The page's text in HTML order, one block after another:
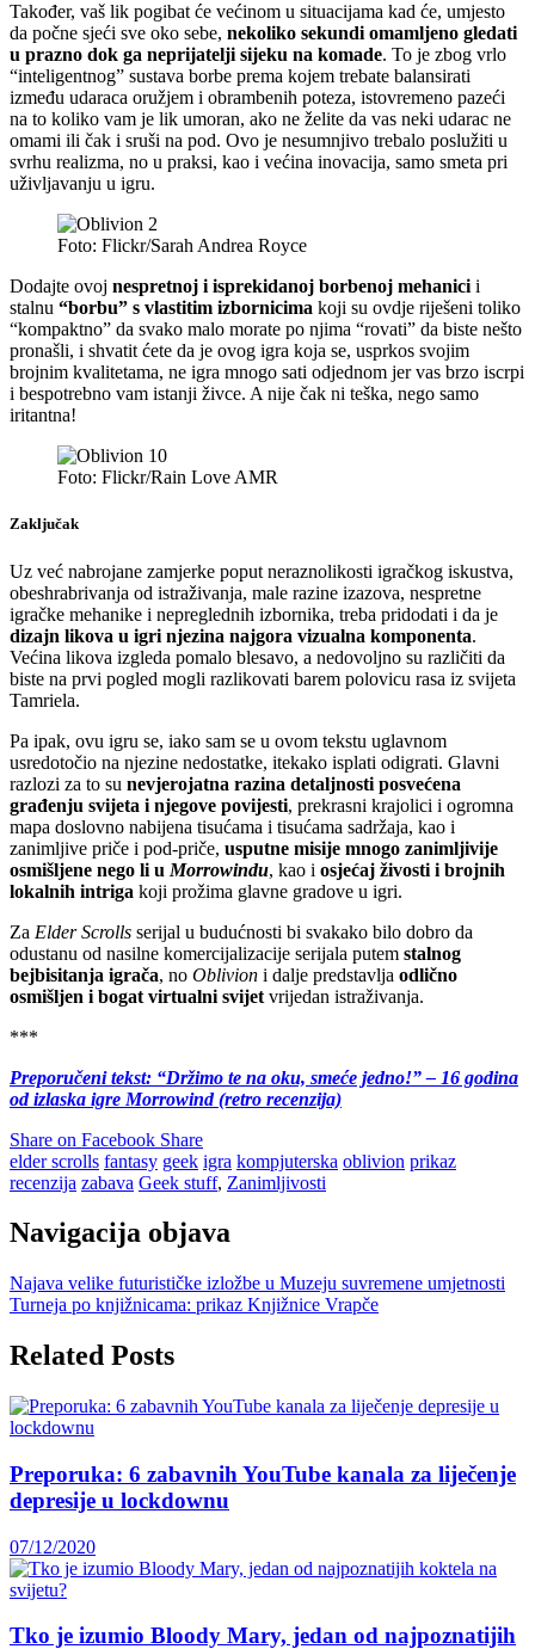
Također, vaš lik pogibat će većinom u situacijama kad će, umjesto
da počne sjeći sve oko sebe, nekoliko sekundi omamljeno gledati
u prazno dok ga neprijatelji sijeku na komade. To je zbog vrlo
“inteligentnog” sustava borbe prema kojem trebate balansirati
između udaraca oružjem i obrambenih poteza, istovremeno pazeći
na to koliko vam je lik umoran, ako ne želite da vas neki udarac ne
omami ili čak i sruši na pod. Ovo je nesumnjivo trebalo poslužiti u
svrhu realizma, no u praksi, kao i većina inovacija, samo smeta pri
uživljavanju u igru.
Foto: Flickr/Sarah Andrea Royce
Dodajte ovoj nespretnoj i isprekidanoj borbenoj mehanici i
stalnu “borbu” s vlastitim izbornicima koji su ovdje riješeni toliko
“kompaktno” da svako malo morate po njima “rovati” da biste nešto
pronašli, i shvatit ćete da je ovog igra koja se, usprkos svojim
brojnim kvalitetama, ne igra mnogo sati odjednom jer vas brzo iscrpi
i bespotrebno vam istanji živce. A nije čak ni teška, nego samo
iritantna!
Foto: Flickr/Rain Love AMR
Zaključak
Uz već nabrojane zamjerke poput neraznolikosti igračkog iskustva,
obeshrabrivanja od istraživanja, male razine izazova, nespretne
igračke mehanike i nepreglednih izbornika, treba pridodati i da je
dizajn likova u igri njezina najgora vizualna komponenta.
Većina likova izgleda pomalo blesavo, a nedovoljno su različiti da
biste na prvi pogled mogli razlikovati barem polovicu rasa iz svijeta
Tamriela.
Pa ipak, ovu igru se, iako sam se u ovom tekstu uglavnom
usredotočio na njezine nedostatke, itekako isplati odigrati. Glavni
razlozi za to su nevjerojatna razina detaljnosti posvećena
građenju svijeta i njegove povijesti, prekrasni krajolici i ogromna
mapa doslovno nabijena tisućama i tisućama sadržaja, kao i
zanimljive priče i pod-priče, usputne misije mnogo zanimljivije
osmišljene nego li u Morrowindu, kao i osjećaj živosti i brojnih
lokalnih intriga koji prožima glavne gradove u igri.
Za Elder Scrolls serijal u budućnosti bi svakako bilo dobro da
odustanu od nasilne komercijalizacije serijala putem stalnog
bejbisitanja igrača, no Oblivion i dalje predstavlja odlično
osmišljen i bogat virtualni svijet vrijedan istraživanja.
***
Preporučeni tekst: “Držimo te na oku, smeće jedno!” – 16 godina
od izlaska igre Morrowind (retro recenzija)
Share on Facebook Share
elder scrolls fantasy geek igra kompjuterska oblivion prikaz
recenzija zabava Geek stuff, Zanimljivosti
Navigacija objava
Najava velike futurističke izložbe u Muzeju suvremene umjetnosti
Turneja po knjižnicama: prikaz Knjižnice Vrapče
Related Posts
Preporuka: 6 zabavnih YouTube kanala za liječenje
depresije u lockdownu
07/12/2020
Tko je izumio Bloody Mary, jedan od najpoznatijih